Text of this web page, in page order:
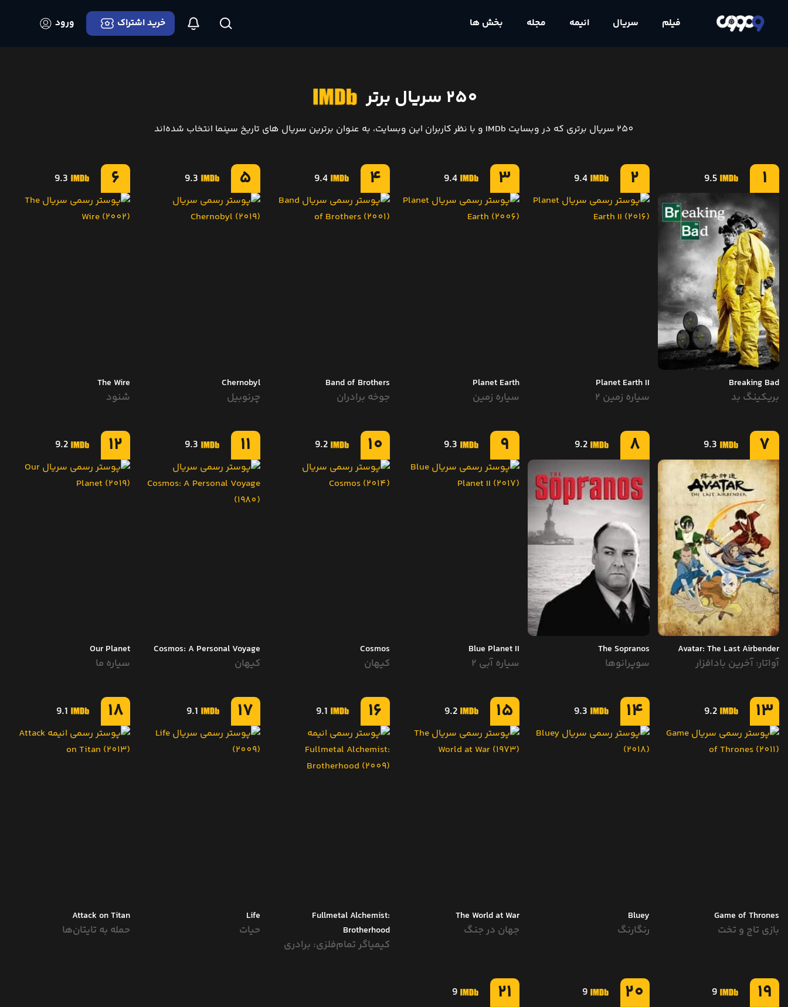
فیلم سریال انیمه مجله بخش ها خرید اشتراک ورود
250 سریال برتر
250 سریال برتری که در وبسایت IMDb و با نظر کاربران این وبسایت، به عنوان برترین سریال های تاریخ سینما انتخاب شده‌اند
9.5
Breaking Bad
بریکینگ بد
1
9.4
Planet Earth II
سیاره زمین ۲
2
9.4
Planet Earth
سیاره زمین
3
9.4
Band of Brothers
جوخه برادران
4
9.3
Chernobyl
چرنوبیل
5
9.3
The Wire
شنود
6
9.3
Avatar: The Last Airbender
آواتار: آخرین بادافزار
7
9.2
The Sopranos
سوپرانوها
8
9.3
Blue Planet II
سیاره آبی ۲
9
9.2
Cosmos
کیهان
10
9.3
Cosmos: A Personal Voyage
کیهان
11
9.2
Our Planet
سیاره ما
12
9.2
Game of Thrones
بازی تاج و تخت
13
9.3
Bluey
رنگارنگ
14
9.2
The World at War
جهان در جنگ
15
9.1
Fullmetal Alchemist:
Brotherhood
کیمیاگر تمام‌فلزی: برادری
16
9.1
Life
حیات
17
9.1
Attack on Titan
حمله به تایتان‌ها
18
9 19
9 20
9 21